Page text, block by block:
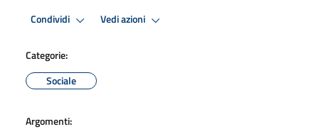
Condividi Vedi azioni
Categorie:
Sociale
Argomenti: